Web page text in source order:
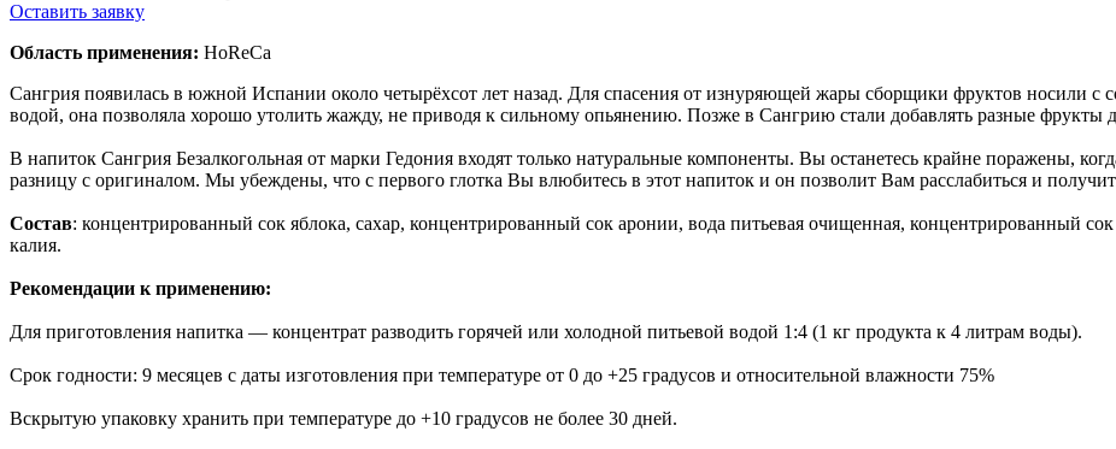
Оставить заявку
Область применения: HoReCa
Сангрия появилась в южной Испании около четырёхсот лет назад. Для спасения от изнуряющей жары сборщики фруктов носили с
водой, она позволяла хорошо утолить жажду, не приводя к сильному опьянению. Позже в Сангрию стали добавлять разные фрукты
В напиток Сангрия Безалкогольная от марки Гедония входят только натуральные компоненты. Вы останетесь крайне поражены,
разницу с оригиналом. Мы убеждены, что с первого глотка Вы влюбитесь в этот напиток и он позволит Вам расслабиться и
Состав: концентрированный сок яблока, сахар, концентрированный сок аронии, вода питьевая очищенная, концентрированный
калия.
Рекомендации к применению:
Для приготовления напитка — концентрат разводить горячей или холодной питьевой водой 1:4 (1 кг продукта к 4 литрам воды).
Срок годности: 9 месяцев с даты изготовления при температуре от 0 до +25 градусов и относительной влажности 75%
Вскрытую упаковку хранить при температуре до +10 градусов не более 30 дней.